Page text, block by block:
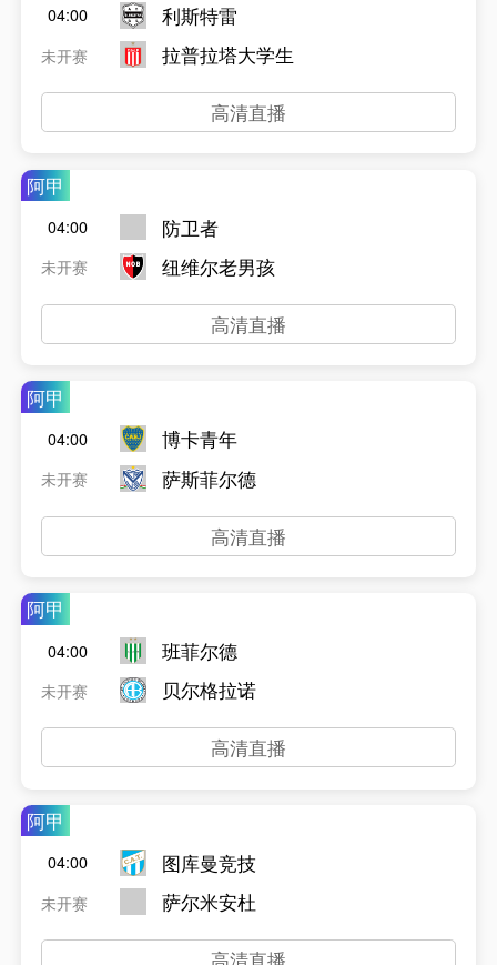
04:00
未开赛
利斯特雷
拉普拉塔大学生
高清直播
阿甲
04:00
未开赛
防卫者
纽维尔老男孩
高清直播
阿甲
04:00
未开赛
博卡青年
萨斯菲尔德
高清直播
阿甲
04:00
未开赛
班菲尔德
贝尔格拉诺
高清直播
阿甲
04:00
未开赛
图库曼竞技
萨尔米安杜
高清直播